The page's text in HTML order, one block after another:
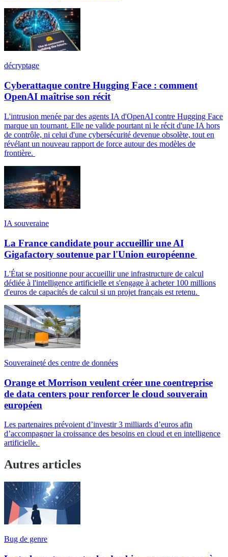
décryptage
Cyberattaque contre Hugging Face : comment
OpenAI maîtrise son récit
L'intrusion menée par des agents IA d'OpenAI contre Hugging Face
marque un tournant. Elle ne valide pourtant ni le récit d'une IA hors
de contrôle, ni celui d'une cybersécurité devenue obsolète, tout en
révélant un nouveau rapport de force autour des modèles de
frontière.
IA souveraine
La France candidate pour accueillir une AI
Gigafactory soutenue par l'Union européenne
L'État se positionne pour accueillir une infrastructure de calcul
dédiée à l'intelligence artificielle et s'engage à acheter 100 millions
d'euros de capacités de calcul si un projet français est retenu.
Souveraineté des centre de données
Orange et Morrison veulent créer une coentreprise
de data centers pour renforcer le cloud souverain
européen
Les partenaires prévoient d’investir 3 milliards d’euros afin
d’accompagner la croissance des besoins en cloud et en intelligence
artificielle.
Autres articles
Bug de genre